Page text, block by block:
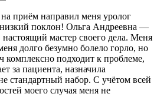
приём направил меня уролог
поклон! Ольга Андреевна —
мастер своего дела. Меня
долго безумно болело горло, но
комплексно подходит к проблеме,
за пациента, назначила
стандартный набор. С учётом всей
моего случая меня не